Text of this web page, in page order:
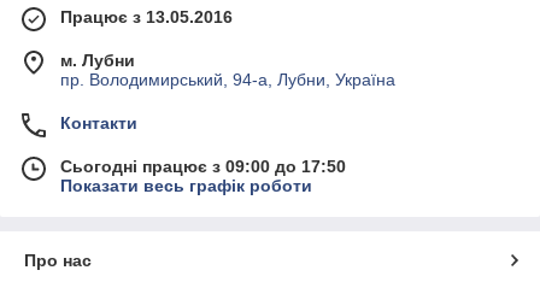
Працює з 13.05.2016
м. Лубни
пр. Володимирський, 94-а, Лубни, Україна
Контакти
Сьогодні працює з 09:00 до 17:50
Показати весь графік роботи
Про нас